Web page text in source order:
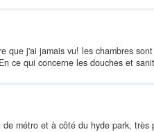
que j'ai jamais vu! les chambres
ce qui concerne les douches et
métro et à côté du hyde park, très